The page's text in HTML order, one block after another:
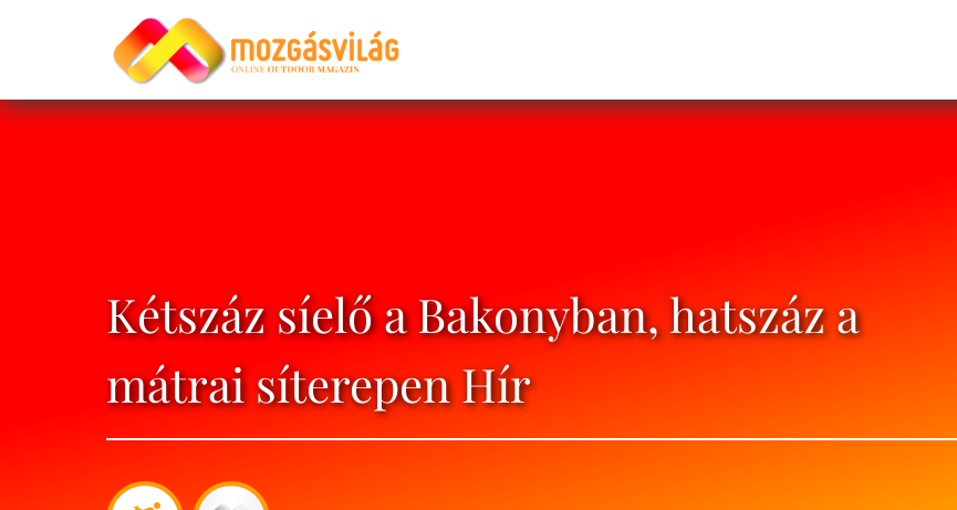
Kétszáz síelő a Bakonyban, hatszáz a
mátrai síterepen Hír